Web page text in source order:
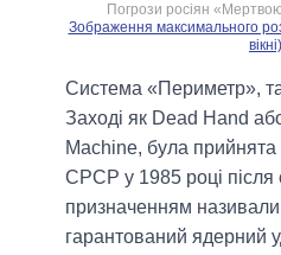
Погрози росіян
Зображення максимального
вікні)
Система «Периметр»,
Заході як Dead Hand
Machine, була
СРСР у 1985 році після
призначенням називали
гарантований ядерний